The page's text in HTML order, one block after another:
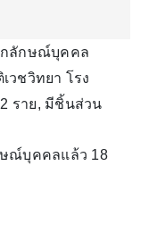
ลักษณ์บุคคล
วชวิทยา โรง
ราย, มีชิ้นส่วน
ณ์บุคคลแล้ว 18